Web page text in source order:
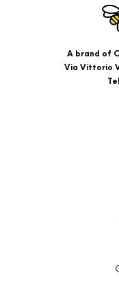
A brand of
Via Vittorio